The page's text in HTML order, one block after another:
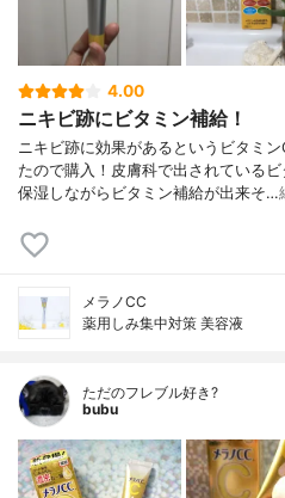
4.00
ニキビ跡にビタミン補給！
ニキビ跡に効果があるというビタミ
たので購入！皮膚科で出されているビ
保湿しながらビタミン補給が出来そ…
メラノCC
薬用しみ集中対策 美容液
ただのフレブル好き?
bubu